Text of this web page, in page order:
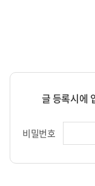
글 등록시에
비밀번호